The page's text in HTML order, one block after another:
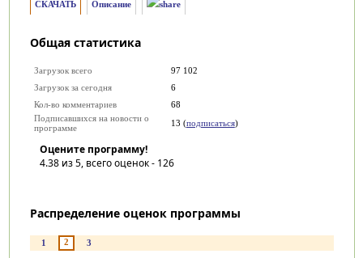
СКАЧАТЬ Описание
Общая статистика
Загрузок всего
97 102
Загрузок за сегодня
6
Кол-во комментариев
68
Подписавшихся на новости о
программе
13 (подписаться)
Оцените программу!
4.38из 5, всего оценок - 126
Распределение оценок программы
1 2 3